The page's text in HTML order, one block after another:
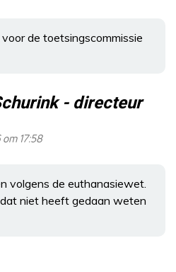
de toetsingscommissie
- directeur
17:58
volgens de euthanasiewet.
niet heeft gedaan weten